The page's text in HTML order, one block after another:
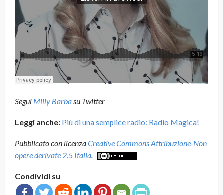
Segui Milly Barba su Twitter
Leggi anche: Più di una semplice radio: Radio Magica!
Pubblicato con licenzaCreative Commons Attribuzione-Non
opere derivate 2.5 Italia
Condividi su